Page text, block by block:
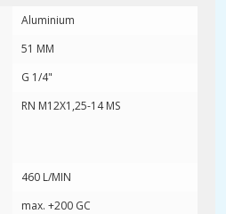
Aluminium
51 MM
G 1/4"
RN M12X1,25-14 MS
460 L/MIN
max. +200 GC